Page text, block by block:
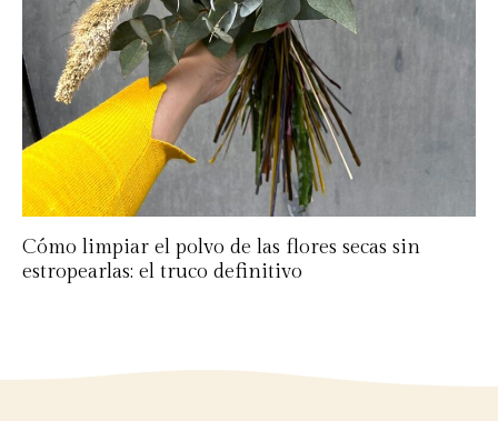
Cómo limpiar el polvo de las flores secas sin
estropearlas: el truco definitivo